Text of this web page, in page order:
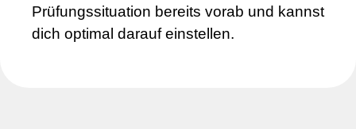
Prüfungssituation bereits vorab und kannst
dich optimal darauf einstellen.